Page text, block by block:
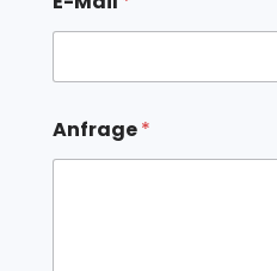
M
a
l
Anfrage*